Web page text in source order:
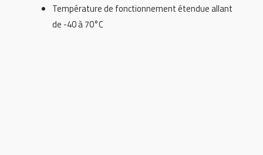
Température de fonctionnement étendue allant
de -40 à 70°C